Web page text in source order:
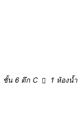
ชั้น 6 ตึก C
1 ห้องน้ำ